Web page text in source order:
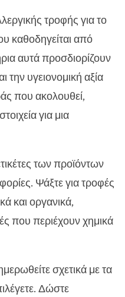
τροφής για το
καθοδηγείται από
αυτά προσδιορίζουν
την υγειονομική αξία
που ακολουθεί,
για μια
των προϊόντων
Ψάξτε για τροφές
και οργανικά,
που περιέχουν χημικά
σχετικά με τα
Δώστε